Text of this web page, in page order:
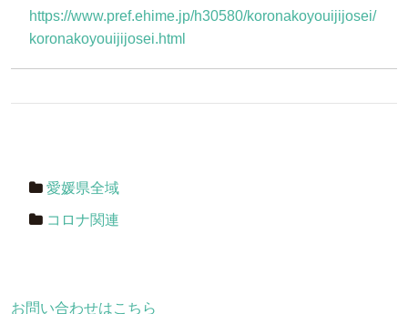
https://www.pref.ehime.jp/h30580/koronakoyouijijosei/
koronakoyouijijosei.html
愛媛県全域
コロナ関連
お問い合わせはこちら